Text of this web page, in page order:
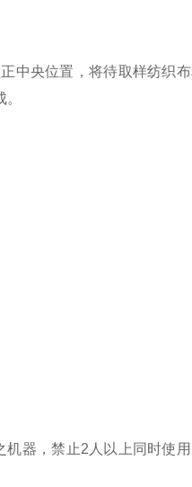
中央位置，将待取样纺织
器，禁止2人以上同时使